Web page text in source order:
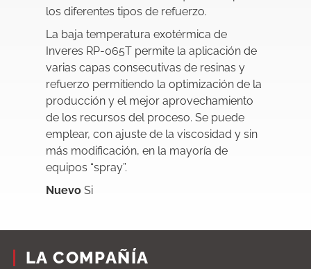
los diferentes tipos de refuerzo.
La baja temperatura exotérmica de
Inveres RP-065T permite la aplicación de
varias capas consecutivas de resinas y
refuerzo permitiendo la optimización de la
producción y el mejor aprovechamiento
de los recursos del proceso. Se puede
emplear, con ajuste de la viscosidad y sin
más modificación, en la mayoría de
equipos “spray”.
Nuevo Si
LA COMPAÑÍA